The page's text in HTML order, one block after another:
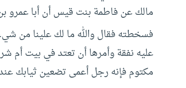
مالك عن فاطمة بنت قيس أن أبا عمرو
فسخطته فقال والله ما لك علينا من
عليه نفقة وأمرها أن تعتد في بيت أم
مكتوم فإنه رجل أعمى تضعين ثيابك